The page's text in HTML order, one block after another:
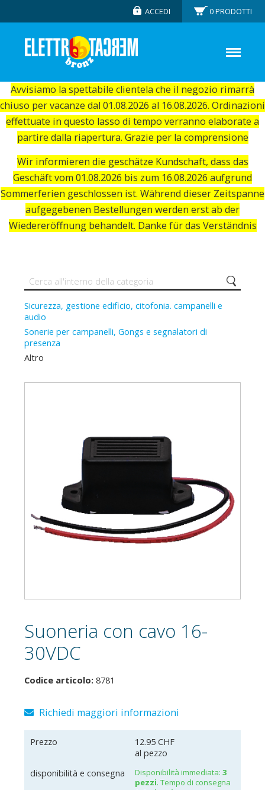
Avvisiamo la spettabile clientela che il negozio rimarrà
chiuso per vacanze dal 01.08.2026 al 16.08.2026. Ordinazioni
effettuate in questo lasso di tempo verranno elaborate a
partire dalla riapertura. Grazie per la comprensione
Wir informieren die geschätze Kundschaft, dass das
Geschäft vom 01.08.2026 bis zum 16.08.2026 aufgrund
Sommerferien geschlossen ist. Während dieser Zeitspanne
aufgegebenen Bestellungen werden erst ab der
Wiedereröffnung behandelt. Danke für das Verständnis
ACCEDI 0PRODOTTI
Sicurezza, gestione edificio, citofonia. campanelli e
audio
Sonerie per campanelli, Gongs e segnalatori di
presenza
Altro
Suoneria con cavo 16-
30VDC
Codice articolo: 8781
Richiedi maggiori informazioni
Prezzo
12.95 CHF
al pezzo
disponibilità e consegna
Disponibilità immediata: 3
pezzi. Tempo di consegna